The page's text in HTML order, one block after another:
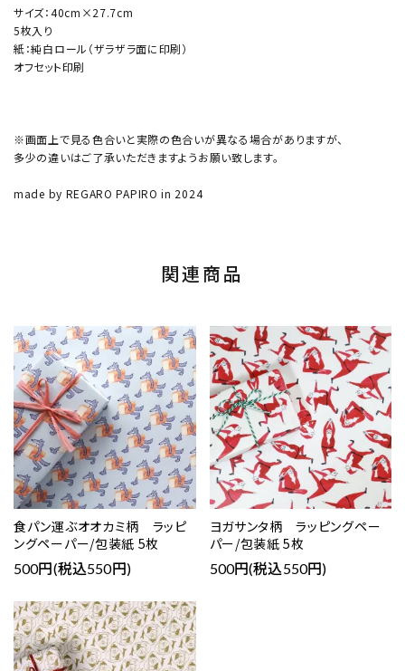
サイズ：40cm×27.7cm
5枚入り
紙：純白ロール（ザラザラ面に印刷）
オフセット印刷
※画面上で見る色合いと実際の色合いが異なる場合がありますが、
多少の違いはご了承いただきますようお願い致します。
made by REGARO PAPIRO in 2024
関連商品
食パン運ぶオオカミ柄 ラッピ
ングペーパー/包装紙 5枚
500円(税込550円)
ヨガサンタ柄 ラッピングペー
パー/包装紙 5枚
500円(税込550円)